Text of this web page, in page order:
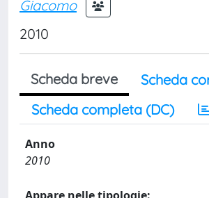
Giacomo
2010
Scheda breve
Scheda
Scheda completa (DC)
Anno
2010